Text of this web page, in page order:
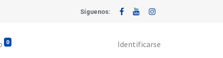
Síguenos:
0 Identificarse